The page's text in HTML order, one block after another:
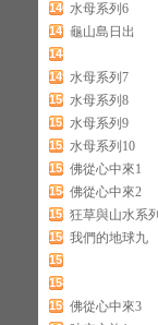
146 水母系列6
147 龜山島日出
148
149 水母系列7
150 水母系列8
151 水母系列9
152 水母系列10
153 佛從心中來1
154 佛從心中來2
155 狂草與山水系
156 我們的地球九
157
158
159 佛從心中來3